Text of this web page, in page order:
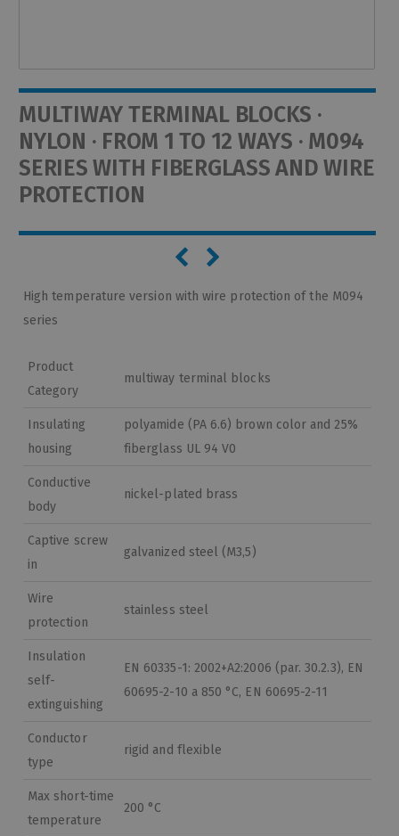
MULTIWAY TERMINAL BLOCKS ·
NYLON · FROM 1 TO 12 WAYS · M094
SERIES WITH FIBERGLASS AND WIRE
PROTECTION
High temperature version with wire protection of the M094
series
Product
Category
multiway terminal blocks
Insulating
housing
polyamide (PA 6.6) brown color and 25%
fiberglass UL 94 V0
Conductive
body
nickel-plated brass
Captive screw
in
galvanized steel (M3,5)
Wire
protection
stainless steel
Insulation
self-
extinguishing
EN 60335-1: 2002+A2:2006 (par. 30.2.3), EN
60695-2-10 a 850 °C, EN 60695-2-11
Conductor
type
rigid and flexible
Max short-time
temperature
200 °C